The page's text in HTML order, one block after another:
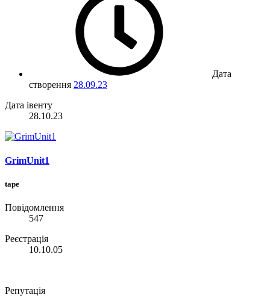
Дата
створення 28.09.23
Дата івенту
28.10.23
GrimUnit1
tape
Повідомлення
547
Реєстрація
10.10.05
Репутація